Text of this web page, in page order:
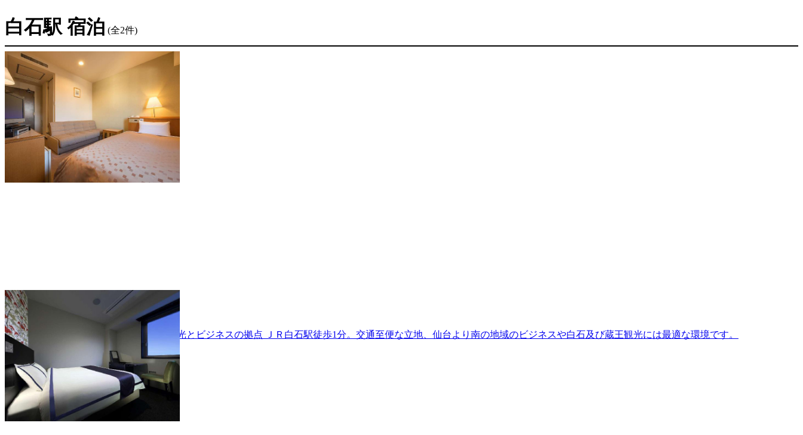
白石駅 宿泊 (全2件)
パシフィックホテル白石
ＪＲ白石駅に隣接。宮城県仙南地域の観光とビジネスの拠点 ＪＲ白石駅徒歩1分。交通至便な立地、仙台より南の地域のビジネスや白石及び蔵王観光には最適な環境です。